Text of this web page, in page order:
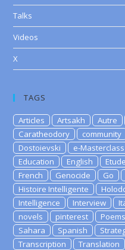
Talks
Videos
X
TAGS
Articles Artsakh Autre
Caratheodory
community
Dostoievski
e-Masterclass
Education
English Etude
French
Genocide Go
Histoire Intelligente
Intelligence
Interview
novels
pinterest Poems
Sahara
Spanish
Transcription
Translation